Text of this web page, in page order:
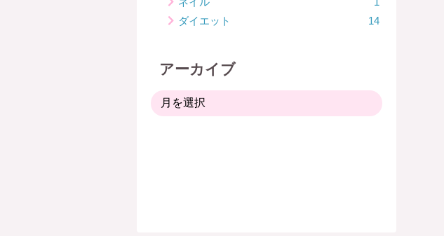
ダイエット
14
アーカイブ